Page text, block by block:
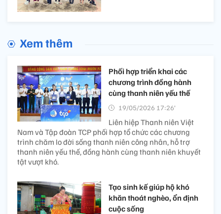
Xem thêm
Phối hợp triển khai các
chương trình đồng hành
cùng thanh niên yếu thế
19/05/2026 17:26’
Liên hiệp Thanh niên Việt
Nam và Tập đoàn TCP phối hợp tổ chức các chương
trình chăm lo đời sống thanh niên công nhân, hỗ trợ
thanh niên yếu thế, đồng hành cùng thanh niên khuyết
tật vượt khó.
Tạo sinh kế giúp hộ khó
khăn thoát nghèo, ổn định
cuộc sống